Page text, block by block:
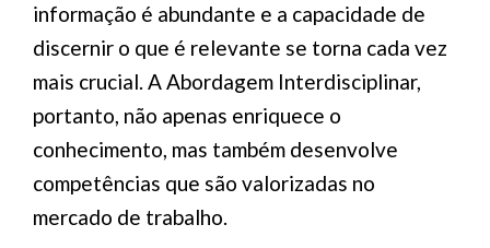
informação é abundante e a capacidade de
discernir o que é relevante se torna cada vez
mais crucial. A Abordagem Interdisciplinar,
portanto, não apenas enriquece o
conhecimento, mas também desenvolve
competências que são valorizadas no
mercado de trabalho.